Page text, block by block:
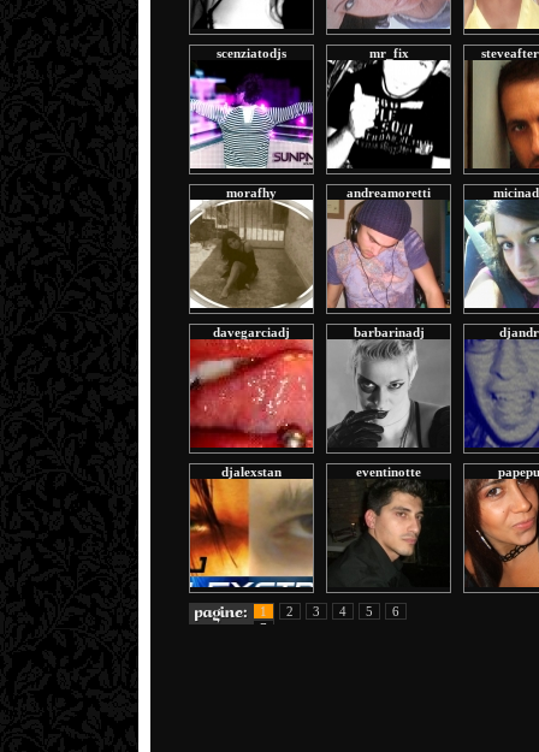
scenziatodjs mr_fix
morafhy andreamoretti
davegarciadj barbarinadj
djalexstan eventinotte
1 2 3 4 5
6
7